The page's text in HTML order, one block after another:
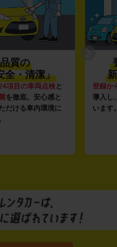
質の
全・清潔」
項目の車両点検と
を徹底。安心感と
だける車内環境に
登録か
導入し
います